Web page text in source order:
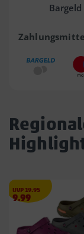
Bargeld
UVP19.95€
Angebotspreis
9.99
9.99